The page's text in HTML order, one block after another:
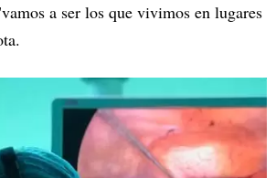
a ser los que vivimos en lugares